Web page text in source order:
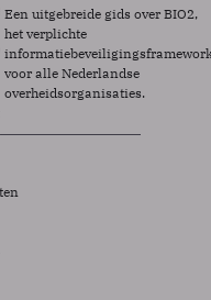
Een uitgebreide gids over BIO2,
het verplichte
voor alle Nederlandse
overheidsorganisaties.